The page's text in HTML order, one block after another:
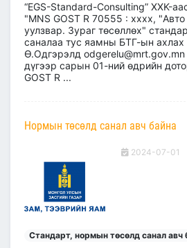
“EGS-Standard-Consulting” XXK-
"MNS GOST R 70555 : xxxx,
уулзвар. Зураг төсөллөх"
саналаа тус яамны БТГ-ын
Ө.Одгэрэлд odgerelu@mrt.gov.mn
дүгээр сарын 01-ний өдрийн
GOST R ...
Нормын төсөлд санал авч байна
2024-07-01
Стандарт, нормын төсөлд санал авч